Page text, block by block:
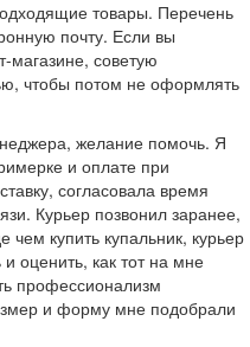
товары. Перечень
почту. Если вы
магазине, советую
чтобы потом не оформлять
желание помочь. Я
и оплате при
согласовала время
Курьер позвонил заранее,
чем купить купальник, курьер
оценить, как тот на мне
профессионализм
и форму мне подобрали